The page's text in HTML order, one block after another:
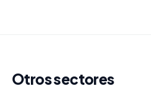
Otros sectores